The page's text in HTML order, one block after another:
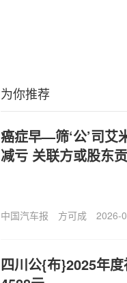
为你推荐
癌症早—筛‘公’司艾
减亏 关联方或股东
中国汽车报 方可成 2026-
四川公{布}2025年